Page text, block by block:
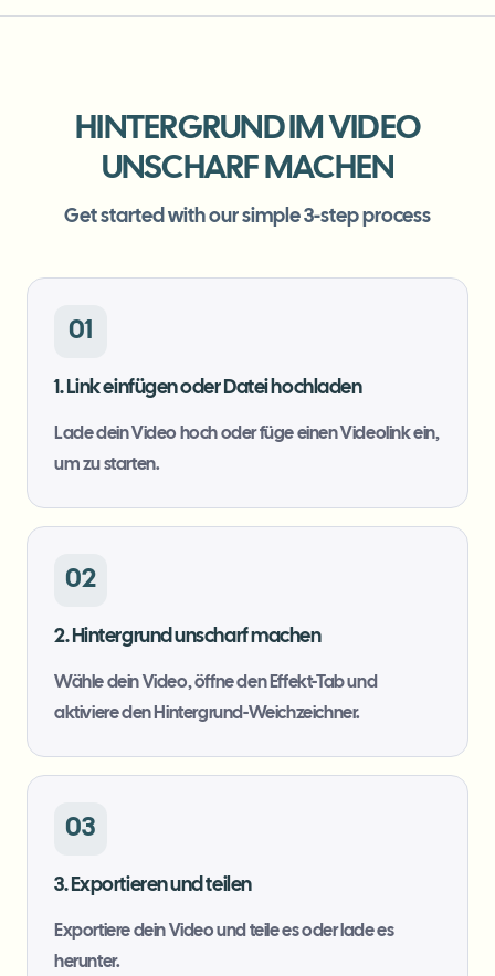
Video-Intelligenz
Bulk-Video-Blur
Viele Videos auf einmal bearbeiten
Massen-Gesichtsweichzeichnung
Enterprise-Zonen, Richtlinien und Überprüfung
API & SDK
Video-Intelligenz
Massen-Hintergrundentfernung
HINTERGRUND IM VIDEO
UNSCHARF MACHEN
Get started with our simple 3-step process
01
1. Link einfügen oder Datei hochladen
Lade dein Video hoch oder füge einen Videolink ein,
um zu starten.
02
2. Hintergrund unscharf machen
Wähle dein Video, öffne den Effekt-Tab und
aktiviere den Hintergrund-Weichzeichner.
03
3. Exportieren und teilen
Exportiere dein Video und teile es oder lade es
herunter.